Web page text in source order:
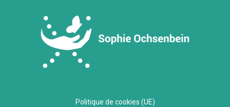
Politique de cookies (UE)